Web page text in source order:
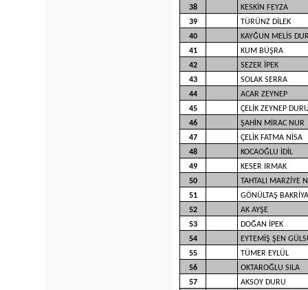
38
KESKİN FEYZA
39
TÜRÜNZ DİLEK
40
KAYĞUN MELİS
41
KUM BÜŞRA
42
SEZER İPEK
43
SOLAK SERRA
44
ACAR ZEYNEP
45
ÇELİK ZEYNEP
46
ŞAHİN MİRAC NUR
47
ÇELİK FATMA NİSA
48
KOCAOĞLU İDİL
49
KESER IRMAK
50
TAHTALI MARZİYE
51
GÖNÜLTAŞ
52
AK AYŞE
53
DOĞAN İPEK
54
EYTEMİŞ ŞEN
55
TÜMER EYLÜL
56
OKTAROĞLU SILA
57
AKSOY DURU